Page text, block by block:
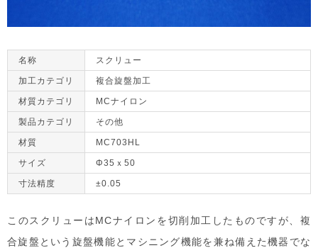
名称 スクリュー
加工カテゴリ 複合旋盤加工
材質カテゴリ MCナイロン
製品カテゴリ その他
材質 MC703HL
サイズ Φ35ｘ50
寸法精度 ±0.05
このスクリューはMCナイロンを切削加工したものですが、複
合旋盤という旋盤機能とマシニング機能を兼ね備えた機器でな